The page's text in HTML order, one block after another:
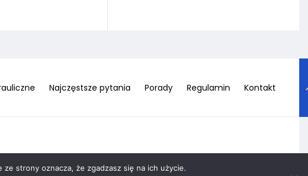
Najczęstsze pytania Porady Regulamin Kontakt
strony oznacza, że zgadzasz się na ich użycie.